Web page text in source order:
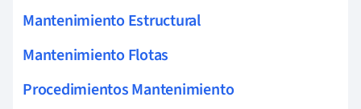
Mantenimiento Estructural
Mantenimiento Flotas
Procedimientos Mantenimiento